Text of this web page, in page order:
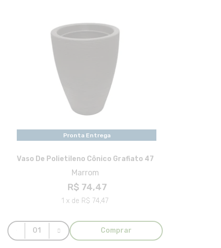
Pronta Entrega
Vaso De Polietileno Cônico Grafiato 47
Marrom
R$ 74,47
1 x de R$ 74,47
Comprar